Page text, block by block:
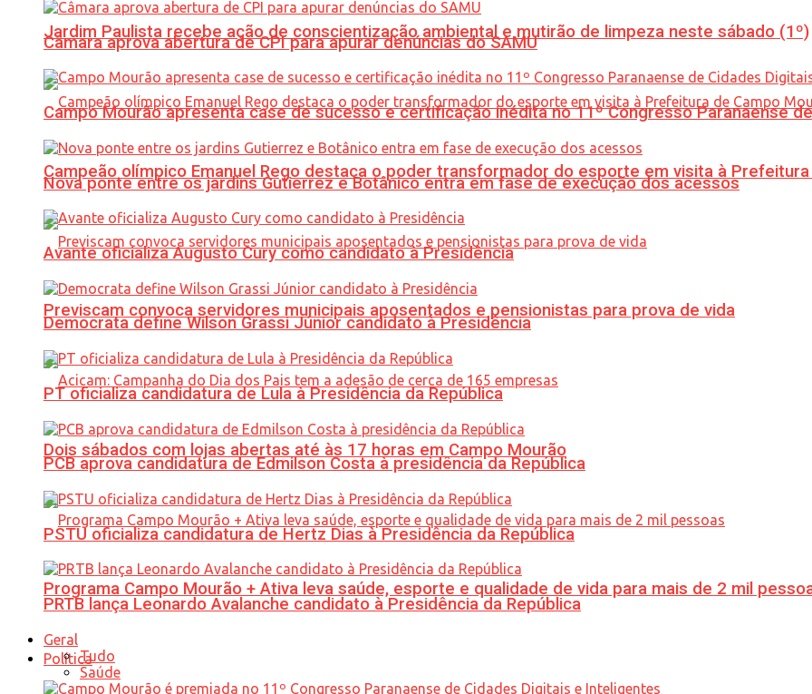
Jardim Paulista recebe ação de conscientização ambiental e mutirão de limpeza neste sábado (1º)
Campeão olímpico Emanuel Rego destaca o poder transformador do esporte em visita à
Previscam convoca servidores municipais aposentados e pensionistas para prova de vida
Dois sábados com lojas abertas até às 17 horas em Campo Mourão
Programa Campo Mourão + Ativa leva saúde, esporte e qualidade de vida para mais de 2 mil
Política
Câmara aprova abertura de CPI para apurar denúncias do SAMU
Campo Mourão apresenta case de sucesso e certificação inédita no 11º Congresso Paranaense
Nova ponte entre os jardins Gutierrez e Botânico entra em fase de execução dos acessos
Avante oficializa Augusto Cury como candidato à Presidência
Democrata define Wilson Grassi Júnior candidato à Presidência
PT oficializa candidatura de Lula à Presidência da República
PCB aprova candidatura de Edmilson Costa à presidência da República
PSTU oficializa candidatura de Hertz Dias à Presidência da República
PRTB lança Leonardo Avalanche candidato à Presidência da República
Geral
Tudo
Saúde